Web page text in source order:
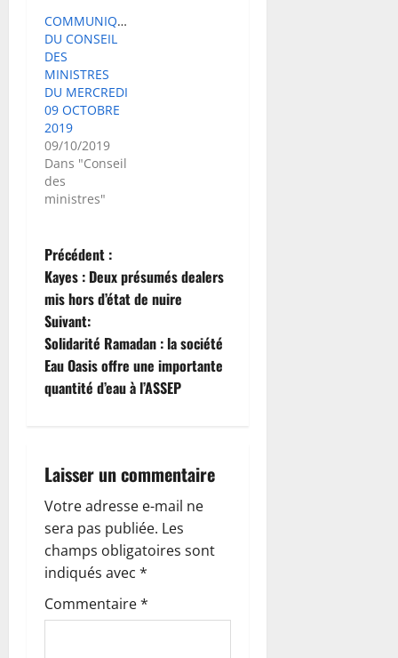
COMMUNIQUE
DU CONSEIL
DES
MINISTRES
DU MERCREDI
09 OCTOBRE
2019
09/10/2019
Dans "Conseil
des
ministres"
N
a
v
i
g
t
i
o
n
d
Précédent :
Kayes : Deux présumés dealers
mis hors d’état de nuire
Suivant:
Solidarité Ramadan : la société
Eau Oasis offre une importante
quantité d’eau à l’ASSEP
Laisser un commentaire
Votre adresse e-mail ne
sera pas publiée. Les
champs obligatoires sont
indiqués avec *
Commentaire*